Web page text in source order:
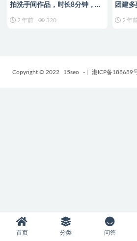
拍洗手间作品，时长8分钟，颜
2 年前 320
团建
2 年
Copyright © 2022 15seo - 港ICP备188689
首页 分类 问答